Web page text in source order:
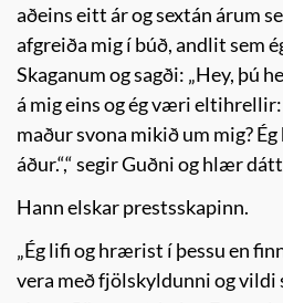
aðeins eitt ár og sextán árum
afgreiða mig í búð, andlit sem
Skaganum og sagði: „Hey, þú
á mig eins og ég væri
maður svona mikið um mig?
áður.“,“ segir Guðni og hlær
Hann elskar prestsskapinn.
„Ég lifi og hrærist í þessu en
vera með fjölskyldunni og vildi